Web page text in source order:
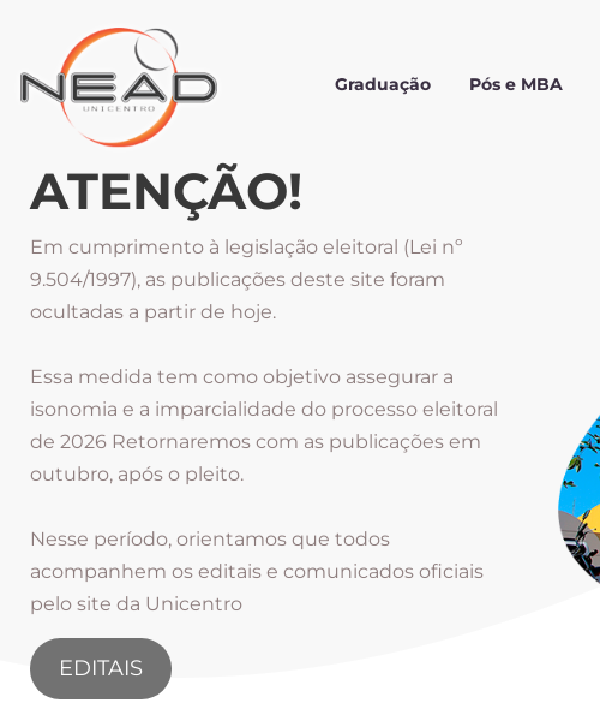
Graduação Pós e MBA
ATENÇÃO!
Em cumprimento à legislação eleitoral (Lei nº
9.504/1997), as publicações deste site foram
ocultadas a partir de hoje.
Essa medida tem como objetivo assegurar a
isonomia e a imparcialidade do processo eleitoral
de 2026 Retornaremos com as publicações em
outubro, após o pleito.
Nesse período, orientamos que todos
acompanhem os editais e comunicados oficiais
pelo site da Unicentro
EDITAIS